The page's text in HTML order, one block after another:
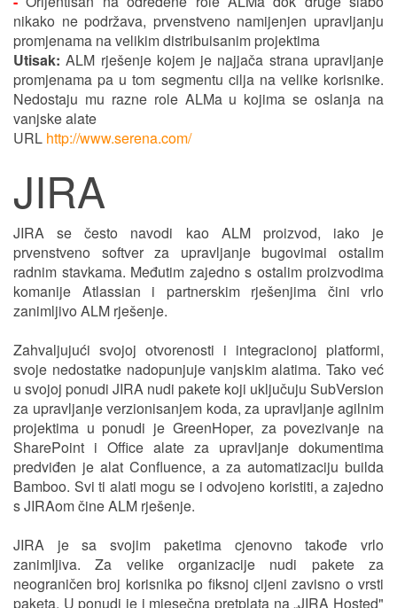
nikako ne podržava, prvenstveno namijenjen upravljanju
promjenama na velikim distribuisanim projektima
Utisak:ALM rješenje kojem je najjača strana upravljanje
promjenama pa u tom segmentu cilja na velike korisnike.
Nedostaju mu razne role ALMa u kojima se oslanja na
vanjske alate
URL http://www.serena.com/
JIRA
JIRA se često navodi kao ALM proizvod, iako je
prvenstveno softver za upravljanje bugovimai ostalim
radnim stavkama. Međutim zajedno s ostalim proizvodima
komanije Atlassian i partnerskim rješenjima čini vrlo
zanimljivo ALM rješenje.
Zahvaljujući svojoj otvorenosti i integracionoj platformi,
svoje nedostatke nadopunjuje vanjskim alatima. Tako već
u svojoj ponudi JIRA nudi pakete koji uključuju SubVersion
za upravljanje verzionisanjem koda, za upravljanje agilnim
projektima u ponudi je GreenHoper, za povezivanje na
SharePoint i Office alate za upravljanje dokumentima
predviđen je alat Confluence, a za automatizaciju builda
Bamboo. Svi ti alati mogu se i odvojeno koristiti, a zajedno
s JIRAom čine ALM rješenje.
JIRA je sa svojim paketima cjenovno takođe vrlo
zanimIjiva. Za velike organizacije nudi pakete za
neograničen broj korisnika po fiksnoj cijeni zavisno o vrsti
paketa. U ponudi je i mjesečna pretplata na „JIRA Hosted"